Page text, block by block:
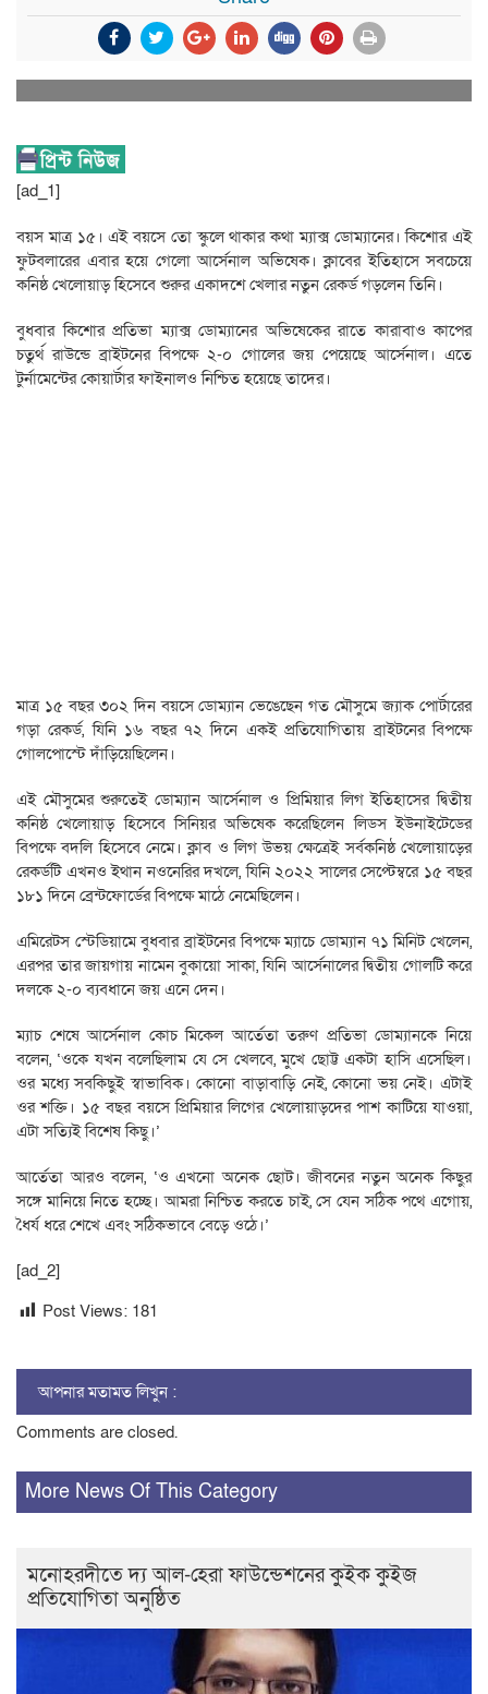
[ad_1]
বয়স মাত্র ১৫। এই বয়সে তো স্কুলে থাকার কথা ম্যাক্স ডোম্যানের। কিশোর এই
ফুটবলারের এবার হয়ে গেলো আর্সেনাল অভিষেক। ক্লাবের ইতিহাসে সবচেয়ে
কনিষ্ঠ খেলোয়াড় হিসেবে শুরুর একাদশে খেলার নতুন রেকর্ড গড়লেন তিনি।
বুধবার কিশোর প্রতিভা ম্যাক্স ডোম্যানের অভিষেকের রাতে কারাবাও কাপের
চতুর্থ রাউন্ডে ব্রাইটনের বিপক্ষে ২-০ গোলের জয় পেয়েছে আর্সেনাল। এতে
টুর্নামেন্টের কোয়ার্টার ফাইনালও নিশ্চিত হয়েছে তাদের।
মাত্র ১৫ বছর ৩০২ দিন বয়সে ডোম্যান ভেঙেছেন গত মৌসুমে জ্যাক পোর্টারের
গড়া রেকর্ড, যিনি ১৬ বছর ৭২ দিনে একই প্রতিযোগিতায় ব্রাইটনের বিপক্ষে
গোলপোস্টে দাঁড়িয়েছিলেন।
এই মৌসুমের শুরুতেই ডোম্যান আর্সেনাল ও প্রিমিয়ার লিগ ইতিহাসের দ্বিতীয়
কনিষ্ঠ খেলোয়াড় হিসেবে সিনিয়র অভিষেক করেছিলেন লিডস ইউনাইটেডের
বিপক্ষে বদলি হিসেবে নেমে। ক্লাব ও লিগ উভয় ক্ষেত্রেই সর্বকনিষ্ঠ খেলোয়াড়ের
রেকর্ডটি এখনও ইথান নওনেরির দখলে, যিনি ২০২২ সালের সেপ্টেম্বরে ১৫ বছর
১৮১ দিনে ব্রেন্টফোর্ডের বিপক্ষে মাঠে নেমেছিলেন।
এমিরেটস স্টেডিয়ামে বুধবার ব্রাইটনের বিপক্ষে ম্যাচে ডোম্যান ৭১ মিনিট খেলেন,
এরপর তার জায়গায় নামেন বুকায়ো সাকা, যিনি আর্সেনালের দ্বিতীয় গোলটি করে
দলকে ২-০ ব্যবধানে জয় এনে দেন।
ম্যাচ শেষে আর্সেনাল কোচ মিকেল আর্তেতা তরুণ প্রতিভা ডোম্যানকে নিয়ে
বলেন, ‘ওকে যখন বলেছিলাম যে সে খেলবে, মুখে ছোট্ট একটা হাসি এসেছিল।
ওর মধ্যে সবকিছুই স্বাভাবিক। কোনো বাড়াবাড়ি নেই, কোনো ভয় নেই। এটাই
ওর শক্তি। ১৫ বছর বয়সে প্রিমিয়ার লিগের খেলোয়াড়দের পাশ কাটিয়ে যাওয়া,
এটা সত্যিই বিশেষ কিছু।’
আর্তেতা আরও বলেন, ‘ও এখনো অনেক ছোট। জীবনের নতুন অনেক কিছুর
সঙ্গে মানিয়ে নিতে হচ্ছে। আমরা নিশ্চিত করতে চাই, সে যেন সঠিক পথে এগোয়,
ধৈর্য ধরে শেখে এবং সঠিকভাবে বেড়ে ওঠে।’
[ad_2]
Post Views: 181
আপনার মতামত লিখুন :
Comments are closed.
More News Of This Category
মনোহরদীতে দ্য আল-হেরা ফাউন্ডেশনের কুইক কুইজ
প্রতিযোগিতা অনুষ্ঠিত